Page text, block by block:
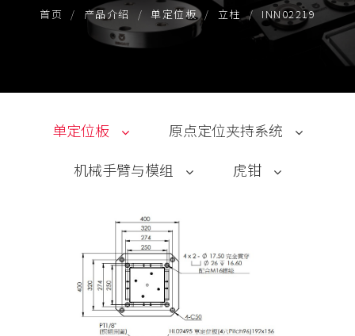
首页 产品介绍 单定位板 立柱 INN02219
单定位板
单定位Ｌ底板
三面锥塔
原点定位夹持系统
150型
机械手臂与模组
30公斤以下
30-60公斤
60-150公斤
虎钳